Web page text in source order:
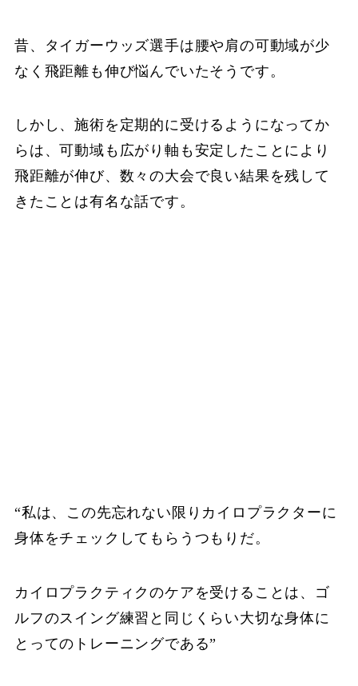
昔、タイガーウッズ選手は腰や肩の可動域が少
なく飛距離も伸び悩んでいたそうです。
しかし、施術を定期的に受けるようになってか
らは、可動域も広がり軸も安定したことにより
飛距離が伸び、数々の大会で良い結果を残して
きたことは有名な話です。
“私は、この先忘れない限りカイロプラクターに
身体をチェックしてもらうつもりだ。
カイロプラクティクのケアを受けることは、ゴ
ルフのスイング練習と同じくらい大切な身体に
とってのトレーニングである”